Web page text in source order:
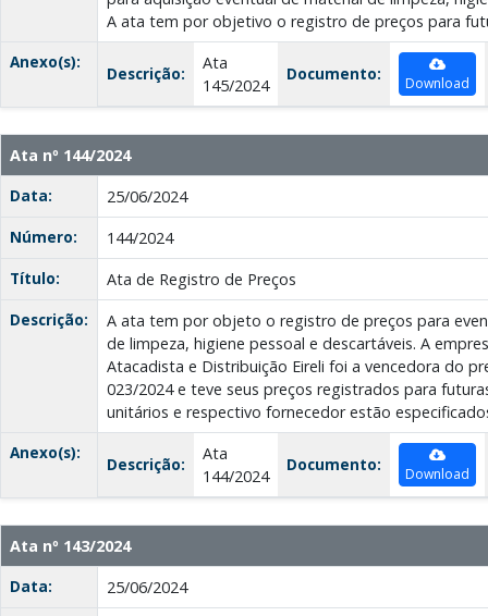
A ata tem por objetivo o registro de preços para
Anexo(s):
Descrição:
Ata
145/2024
Documento: Download
Ata nº 144/2024
Data:
25/06/2024
Número:
144/2024
Título:
Ata de Registro de Preços
Descrição:
A ata tem por objeto o registro de preços para
de limpeza, higiene pessoal e descartáveis. A
Atacadista e Distribuição Eireli foi a vencedora do
023/2024 e teve seus preços registrados para
unitários e respectivo fornecedor estão
Anexo(s):
Descrição:
Ata
144/2024
Documento: Download
Ata nº 143/2024
Data:
25/06/2024